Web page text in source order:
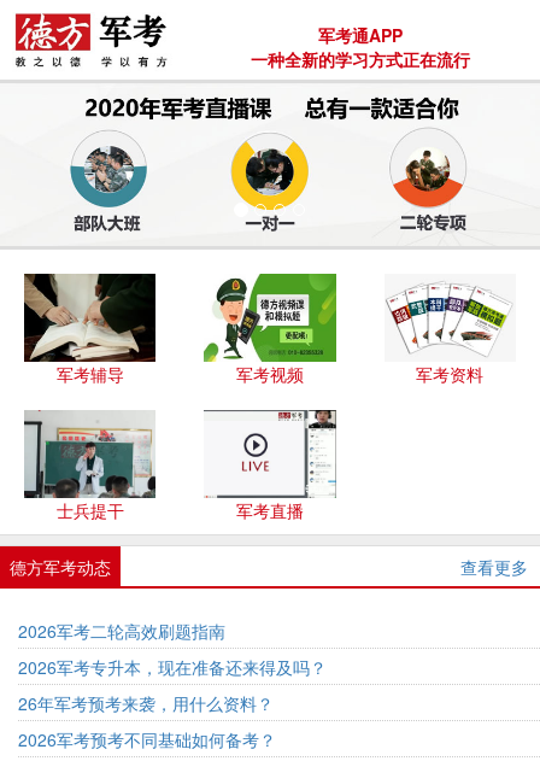
军考通APP
一种全新的学习方式正在流行
军考辅导 军考视频 军考资料
士兵提干 军考直播
德方军考动态 查看更多
2026军考二轮高效刷题指南
2026军考专升本，现在准备还来得及吗？
26年军考预考来袭，用什么资料？
2026军考预考不同基础如何备考？